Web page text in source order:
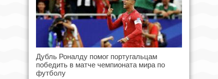
Дубль Роналду помог португальцам
победить в матче чемпионата мира по
футболу